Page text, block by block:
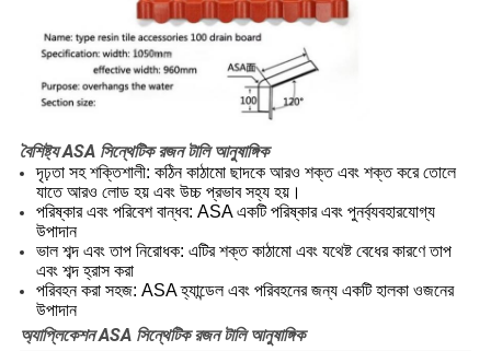
বৈশিষ্ট্য ASA সিন্থেটিক রজন টালি আনুষাঙ্গিক
দৃঢ়তা সহ শক্তিশালী: কঠিন কাঠামো ছাদকে আরও শক্ত এবং শক্ত করে তোলে
যাতে আরও লোড হয় এবং উচ্চ প্রভাব সহ্য হয়।
পরিষ্কার এবং পরিবেশ বান্ধব: ASA একটি পরিষ্কার এবং পুনর্ব্যবহারযোগ্য
উপাদান
ভাল শব্দ এবং তাপ নিরোধক: এটির শক্ত কাঠামো এবং যথেষ্ট বেধের কারণে তাপ
এবং শব্দ হ্রাস করা
পরিবহন করা সহজ: ASA হ্যান্ডেল এবং পরিবহনের জন্য একটি হালকা ওজনের
উপাদান
অ্যাপ্লিকেশন ASA সিন্থেটিক রজন টালি আনুষাঙ্গিক